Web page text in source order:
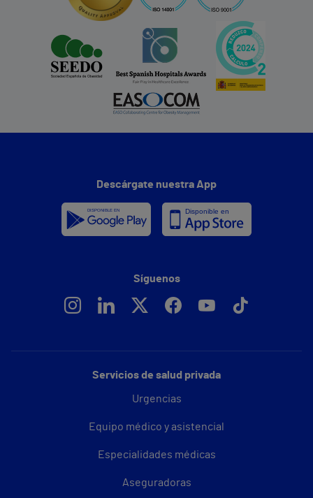
Servicios de salud privada
Urgencias
Equipo médico y asistencial
Especialidades médicas
Aseguradoras
Descárgate nuestra App
Síguenos